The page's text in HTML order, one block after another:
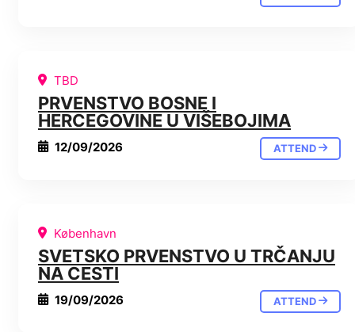
TBD
PRVENSTVO BOSNE I
HERCEGOVINE U VIŠEBOJIMA
12/09/2026 ATTEND
København
SVETSKO PRVENSTVO U TRČANJU
NA CESTI
19/09/2026 ATTEND